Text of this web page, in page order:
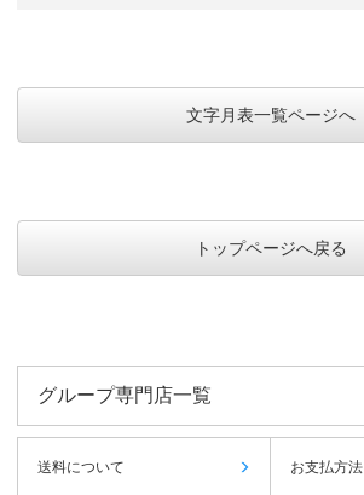
文字月表一覧ページへ
トップページへ戻る
グループ専門店一覧
送料について お支払方法